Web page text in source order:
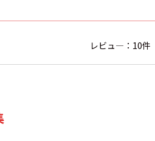
レビュ―：10